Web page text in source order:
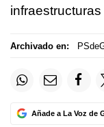
Archivado en:
Añade a La Voz de